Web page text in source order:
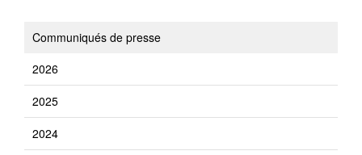
Communiqués de presse
2026
2025
2024